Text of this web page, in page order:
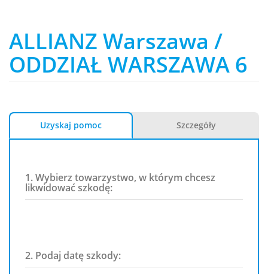
ALLIANZ Warszawa /
ODDZIAŁ WARSZAWA 6
Uzyskaj pomoc Szczegóły
1. Wybierz towarzystwo, w którym chcesz
likwidować szkodę:
2. Podaj datę szkody: